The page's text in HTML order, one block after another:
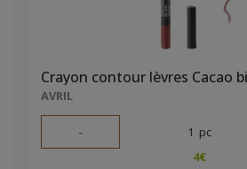
Crayon contour lèvres Cacao
AVRIL
- 1 pc
4€